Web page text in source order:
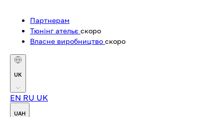
Партнерам
Тюнінг ательє скоро
Власне виробництво скоро
UK
EN RU UK
UAH